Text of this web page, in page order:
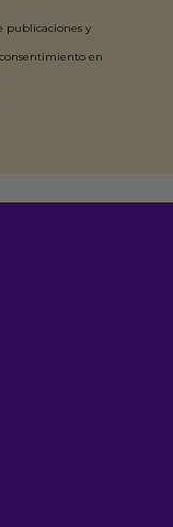
publicaciones y
en
ejercer tus